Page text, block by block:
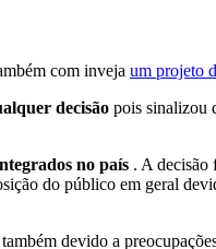
com inveja um projeto
decisão pois sinalizou
no país . A decisão
do público em geral
devido a